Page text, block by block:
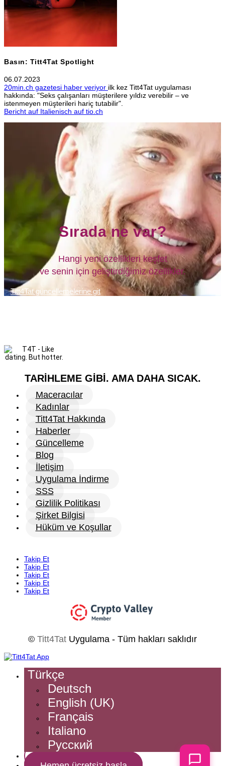
Basın: Titt4Tat Spotlight
06.07.2023
20min.ch gazetesi haber veriyor ilk kez Titt4Tat uygulaması
hakkında: "Seks çalışanları müşterilere yıldız verebilir – ve
istenmeyen müşterileri hariç tutabilir".
Bericht auf Italienisch auf tio.ch
Sırada ne var?
Hangi yeni özellikleri keşfet
ve senin için geliştirdiğimiz özellikler.
Titt4Tat güncellemelerine git
TARİHLEME GİBİ. AMA DAHA SICAK.
Maceracılar
Kadınlar
Titt4Tat Hakkında
Haberler
Güncelleme
Blog
İletişim
Uygulama İndirme
SSS
Gizlilik Politikası
Şirket Bilgisi
Hüküm ve Koşullar
Takip Et
Takip Et
Takip Et
Takip Et
Takip Et
© Titt4Tat Uygulama - Tüm hakları saklıdır
Türkçe
Deutsch
English (UK)
Français
Italiano
Русский